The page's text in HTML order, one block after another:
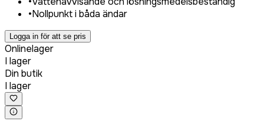
•Nollpunkt i båda ändar
Logga in för att se pris
Onlinelager
I lager
Din butik
I lager